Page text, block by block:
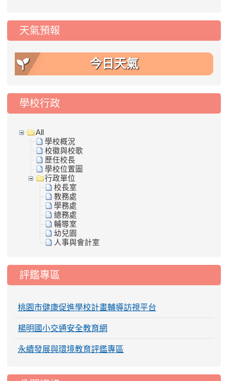
天氣預報
今日天氣
學校行政
All
學校概況
校徽與校歌
歷任校長
學校位置圖
行政單位
校長室
教務處
學務處
總務處
輔導室
幼兒園
人事與會計室
評鑑專區
桃園市健康促進學校計畫輔導訪視平台
楊明國小交通安全教育網
永續發展與環境教育評鑑專區